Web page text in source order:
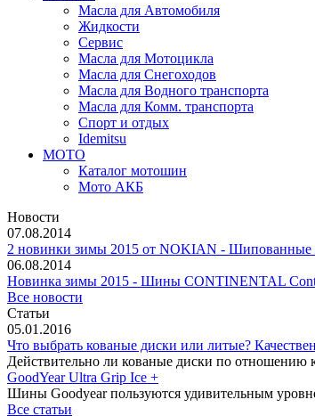
Масла для Автомобиля
Жидкости
Сервис
Масла для Мотоцикла
Масла для Снегоходов
Масла для Водного транспорта
Масла для Комм. транспорта
Спорт и отдых
Idemitsu
МОТО
Каталог мотошин
Мото АКБ
Новости
07.08.2014
2 новинки зимы 2015 от NOKIAN -
06.08.2014
Новинка зимы 2015 - Шины CONTINENTAL
Все новости
Статьи
05.01.2016
Что выбрать кованые диски или литые?
Действительно ли кованые диски по
GoodYear Ultra Grip Ice +
Шины Goodyear пользуются удивительным
Все статьи